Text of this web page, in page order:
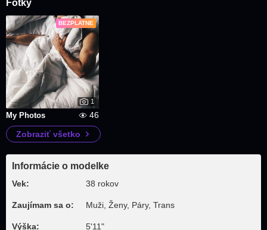
Fotky
BEZPLATNE
1
My Photos
46
Zobraziť všetko
Informácie o modelke
Vek: 38 rokov
Zaujímam sa o: Muži, Ženy, Páry, Trans
Výška: 5'11"